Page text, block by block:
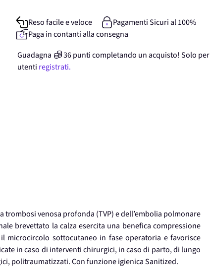
Reso facile e veloce
Pagamenti Sicuri al 100%
Paga in contanti alla consegna
Guadagna
36punticompletando un acquisto! Solo per
utenti registrati.
venosa profonda (TVP) e dell’embolia polmonare
brevettato la calza esercita una benefica compressione
microcircolo sottocutaneo in fase operatoria e favorisce
in caso di interventi chirurgici, in caso di parto, di lungo
politraumatizzati. Con funzione igienica Sanitized.